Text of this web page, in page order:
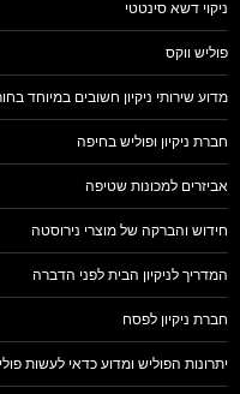
ניקוי דשא סינטטי
פוליש ווקס
מדוע שירותי ניקיון חשובים במיוחד
חברת ניקיון ופוליש בחיפה
אביזרים למכונות שטיפה
חידוש והברקה של מוצרי נירוסטה
המדריך לניקיון הבית לפני הדברה
חברת ניקיון לפסח
יתרונות הפוליש ומדוע כדאי לעשות